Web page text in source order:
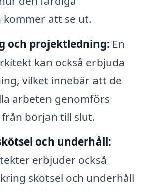
att se ut.
och projektledning: En
kan också erbjuda
vilket innebär att de
arbeten genomförs
början till slut.
och underhåll:
erbjuder också
skötsel och underhåll